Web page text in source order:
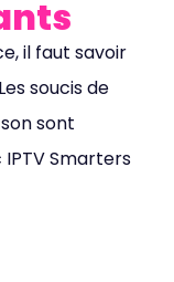
il faut savoir
soucis de
sont
Smarters